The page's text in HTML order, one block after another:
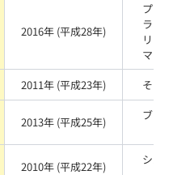
2016年 (平成28年)
プラ
ラウ
リス
マイカ
2011年 (平成23年) その他
2013年 (平成25年)
ブラ
2010年 (平成22年)
シル